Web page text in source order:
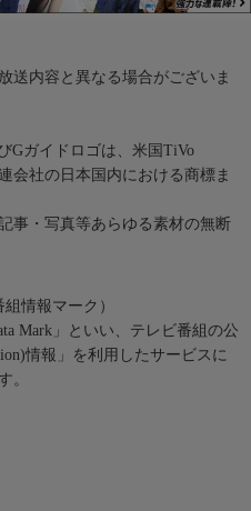
送内容と異なる場合がございま
Gガイドロゴは、米国TiVo
会社の日本国内における商標ま
事・写真等あらゆる素材の無断
情報マーク）
Mark」といい、テレビ番組の公
情報」を利用したサービスに
。